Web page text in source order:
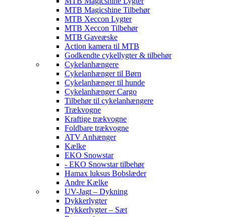
MTB Magicshine Tilbehør
MTB Xeccon Lygter
MTB Xeccon Tilbehør
MTB Gaveæske
Action kamera til MTB
Godkendte cykellygter & tilbehør
Cykelanhængere
Cykelanhænger til Børn
Cykelanhænger til hunde
Cykelanhænger Cargo
Tilbehør til cykelanhængere
Trækvogne
Kraftige trækvogne
Foldbare trækvogne
ATV Anhænger
Kælke
EKO Snowstar
- EKO Snowstar tilbehør
Hamax luksus Bobslæder
Andre Kælke
UV-Jagt – Dykning
Dykkerlygter
Dykkerlygter – Sæt